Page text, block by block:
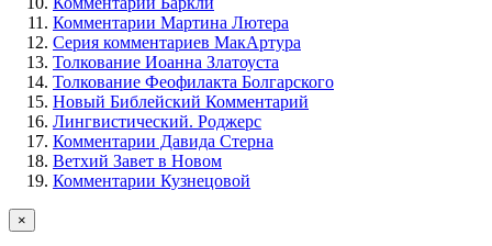
Комментарии Мартина Лютера
Серия комментариев МакАртура
Толкование Иоанна Златоуста
Толкование Феофилакта Болгарского
Новый Библейский Комментарий
Лингвистический. Роджерс
Комментарии Давида Стерна
Ветхий Завет в Новом
Комментарии Кузнецовой
×